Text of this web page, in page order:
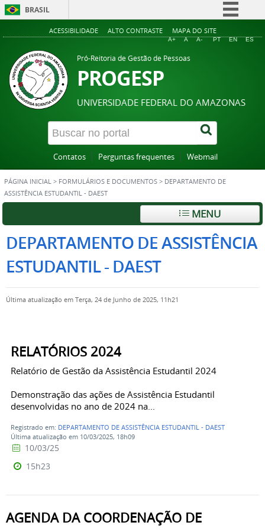
BRASIL
Simplifique!
Acesso à informação
Legislação
Canais
ACESSIBILIDADE ALTO CONTRASTE MAPA DO SITE
A+ A A- PT EN ES
Pró-Reitoria de Gestão de Pessoas
PROGESP
UNIVERSIDADE FEDERAL DO AMAZONAS
Contatos Perguntas frequentes Webmail
PÁGINA INICIAL > FORMULÁRIOS E DOCUMENTOS > DEPARTAMENTO DE
ASSISTÊNCIA ESTUDANTIL - DAEST
MENU
DEPARTAMENTO DE ASSISTÊNCIA
ESTUDANTIL - DAEST
Última atualização em Terça, 24 de Junho de 2025, 11h21
RELATÓRIOS 2024
Relatório de Gestão da Assistência Estudantil 2024
Demonstração das ações de Assistência Estudantil
desenvolvidas no ano de 2024 na...
Registrado em: DEPARTAMENTO DE ASSISTÊNCIA ESTUDANTIL - DAEST
Última atualização em 10/03/2025, 18h09
10/03/25
15h23
AGENDA DA COORDENAÇÃO DE